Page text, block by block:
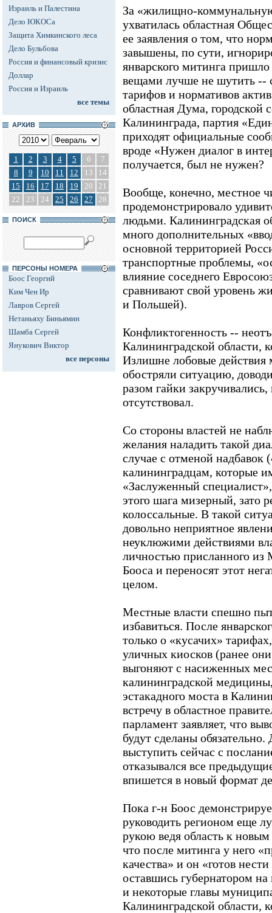
Израиль и Палестина
Дело ЮКОСа
Защита Химкинского леса
Дело Бульбова
Россия и финансовый кризис
Доллар
Россия и Израиль
все темы
АРХИВ
1 2 3 4 5 6
7
8
9 10 11 12 13
14
15
16 17 18 19 20
21
22
23 24 25 26 27 28
ПОИСК
ПЕРСОНЫ НОМЕРА
Боос Георгий
Ким Чен Ир
Лавров Сергей
Нетаньяху Биньямин
Шамба Сергей
Янукович Виктор
все персоны
За «жилищно-
ухватилась областная
ее заявления о том, что
завышены, по сути,
январского митинга
вещами лучше не шутить --
тарифов и нормативов
областная Дума, городской
Калининграда, партия
приходят официальные
вроде «Нужен диалог в
получается, был не нужен?
Вообще, конечно, местное
продемонстрировало
людьми. Калининградская
много дополнительных
основной территорией
транспортные проблемы,
влияние соседнего
сравнивают свой уровень
и Польшей).
Конфликтогенность --
Калининградской области,
Излишне лобовые действия
обостряли ситуацию,
разом гайки
отсутствовал.
Со стороны властей не
желания наладить такой
случае с отменой надбавок
калининградцам, которые
«Заслуженный
этого шага мизерный, зато
колоссальные. В такой
довольно неприятное
неуклюжими действиями
личностью присланного из
Бооса и переносят этот
целом.
Местные власти спешно
избавиться. После
только о «кусачих»
уличных киосков (ранее
выгоняют с насиженных
калининградской медицины,
эстакадного моста в
встречу в областное
парламент заявляет, что
будут сделаны
выступить сейчас с
отказывался все
впишется в новый формат
Пока г-н Боос
руководить регионом еще
рукою ведя область к
что после митинга у него
качества» и он «готов
оставшись губернатором
и некоторые главы
Калининградской области,